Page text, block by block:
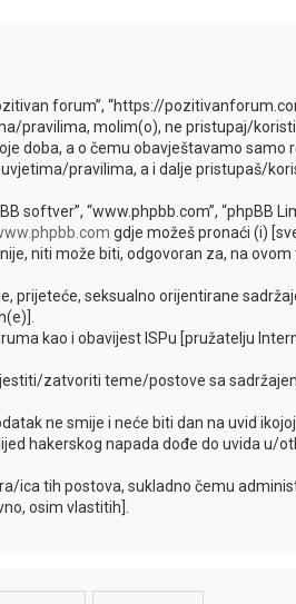
forum”, “https://
pravilima, molim(o), ne pristupaj/koristi
doba, a o čemu obavještavamo
pravilima, a i dalje pristupaš/
softver”, “www.phpbb.com”, “phpBB
gdje možeš pronaći (i)
niti može biti, odgovoran za, na
prijeteće, seksualno orijentirane
kao i obavijest ISPu [pružatelju
zatvoriti teme/postove sa
ne smije i neće biti dan na uvid
hakerskog napada dođe do uvida u/
tih postova, sukladno čemu
osim vlastitih].